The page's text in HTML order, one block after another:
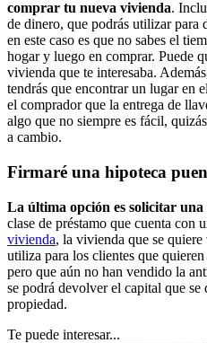
comprar tu nueva vivienda.
de dinero, que podrás utilizar para
en este caso es que no sabes el
hogar y luego en comprar. Puede
vivienda que te interesaba.
tendrás que encontrar un lugar en
el comprador que la entrega de
algo que no siempre es fácil,
a cambio.
Firmaré una hipoteca
La última opción es solicitar una
clase de préstamo que cuenta con
vivienda, la vivienda que se
utiliza para los clientes que
pero que aún no han vendido la
se podrá devolver el capital que se
propiedad.
Te puede interesar...